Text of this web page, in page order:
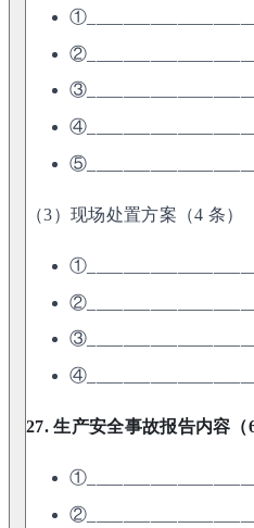
（3）现场处置方案（4 条）
27. 生产安全事故报告内容（6